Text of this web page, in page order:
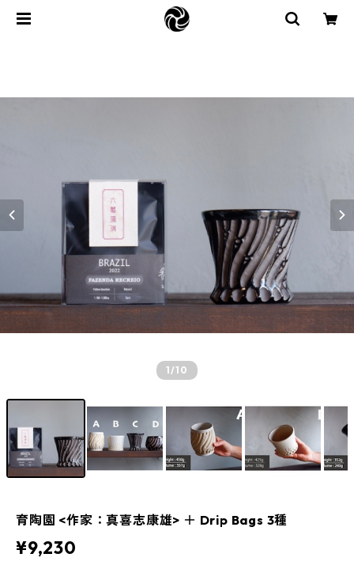
1/10
育陶園 <作家：真喜志康雄> ＋ Drip Bags 3種
¥9,230